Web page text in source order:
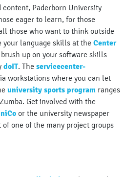
Paderborn University
eager to learn, for those
those who want to think outside
your language skills at the Center
up on your software skills
doIT. The servicecenter-
workstations where you can let
university sports program ranges
Get involved with the
or the university newspaper
of one of the many project groups